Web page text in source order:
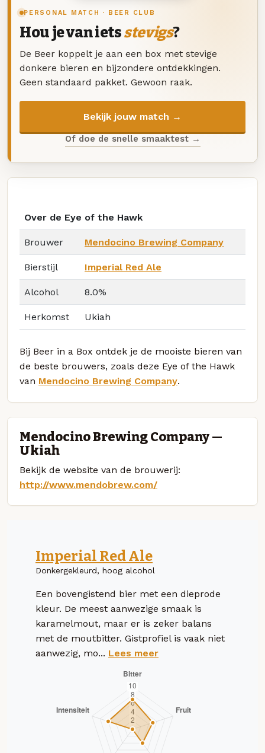
PERSONAL MATCH · BEER CLUB
Hou je van ietsstevigs?
De Beer koppelt je aan een box met stevige
donkere bieren en bijzondere ontdekkingen.
Geen standaard pakket. Gewoon raak.
Bekijk jouw match →
Of doe de snelle smaaktest →
Over de Eye of the Hawk
Brouwer Mendocino Brewing Company
Bierstijl Imperial Red Ale
Alcohol 8.0%
Herkomst Ukiah
Bij Beer in a Box ontdek je de mooiste bieren van
de beste brouwers, zoals deze Eye of the Hawk
van Mendocino Brewing Company.
Mendocino Brewing Company —
Ukiah
Bekijk de website van de brouwerij:
http://www.mendobrew.com/
Imperial Red Ale
Donkergekleurd, hoog alcohol
Een bovengistend bier met een dieprode
kleur. De meest aanwezige smaak is
karamelmout, maar er is zeker balans
met de moutbitter. Gistprofiel is vaak niet
aanwezig, mo... Lees meer